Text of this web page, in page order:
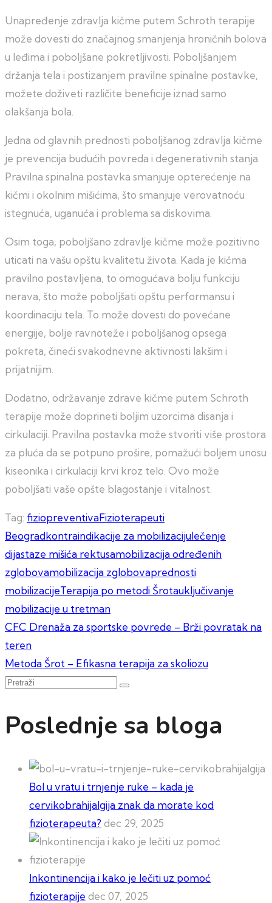
Unapređenje zdravlja kičme putem Schroth terapije
može dovesti do značajnog smanjenja hroničnih bolova
u leđima i poboljšane pokretljivosti. Poboljšanjem
držanja tela i postizanjem pravilne spinalne postavke,
možete doživeti različite beneficije iznad samo
olakšanja bola.
Jedna od glavnih prednosti poboljšanog zdravlja kičme
je prevencija budućih povreda i degenerativnih stanja.
Pravilna spinalna postavka smanjuje opterećenje na
kičmi i okolnim mišićima, što smanjuje verovatnoću
istegnuća, uganuća i problema sa diskovima.
Osim toga, poboljšano zdravlje kičme može pozitivno
uticati na vašu opštu kvalitetu života. Kada je kičma
pravilno postavljena, to omogućava bolju funkciju
nerava, što može poboljšati opštu performansu i
koordinaciju tela. To može dovesti do povećane
energije, bolje ravnoteže i poboljšanog opsega
pokreta, čineći svakodnevne aktivnosti lakšim i
prijatnijim.
Dodatno, održavanje zdrave kičme putem Schroth
terapije može doprineti boljim uzorcima disanja i
cirkulaciji. Pravilna postavka može stvoriti više prostora
za pluća da se potpuno prošire, pomažući boljem unosu
kiseonika i cirkulaciji krvi kroz telo. Ovo može
poboljšati vaše opšte blagostanje i vitalnost.
Tag: fiziopreventivaFizioterapeuti
Beogradkontraindikacije za mobilizacijulečenje
dijastaze mišića rektusamobilizacija određenih
zglobovamobilizacija zglobovaprednosti
mobilizacijeTerapija po metodi Šrotauključivanje
mobilizacije u tretman
Kretanje
članka
CFC Drenaža za sportske povrede – Brži povratak na
teren
Metoda Šrot – Efikasna terapija za skoliozu
Pretraži
Poslednje sa bloga
Bol u vratu i trnjenje ruke – kada je
cervikobrahijalgija znak da morate kod
fizioterapeuta? dec 29, 2025
Inkontinencija i kako je lečiti uz pomoć
fizioterapije dec 07, 2025